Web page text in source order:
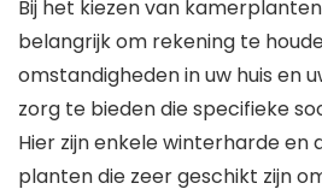
Bij het kiezen van
belangrijk om rekening te
omstandigheden in uw huis en
zorg te bieden die specifieke
Hier zijn enkele winterharde en
planten die zeer geschikt zijn